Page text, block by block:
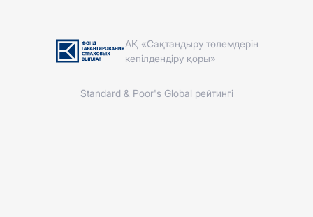
АҚ «Сақтандыру төлемдерін
кепілдендіру қоры»
Standard & Poor's Global рейтингі